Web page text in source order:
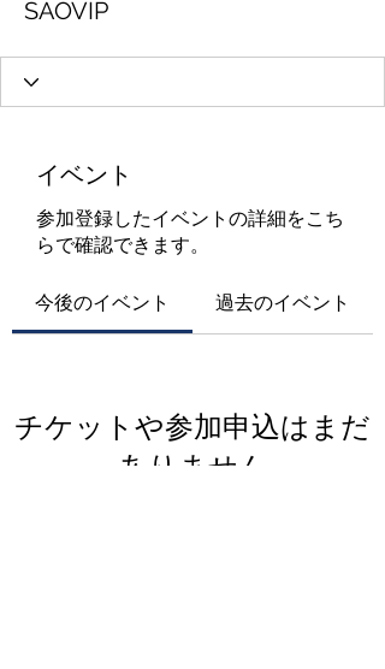
SAOVIP
イベント
参加登録したイベントの詳細をこち
らで確認できます。
今後のイベント 過去のイベント
チケットや参加申込はまだ
ありません